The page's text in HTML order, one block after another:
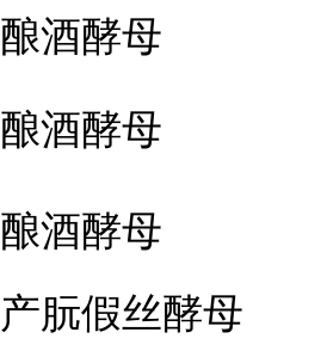
酿酒酵母
酿酒酵母
酿酒酵母
产朊假丝酵母